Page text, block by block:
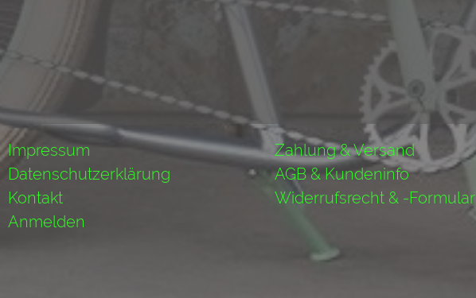
Impressum
Datenschutzerklärung
Kontakt
Anmelden
Zahlung & Versand
AGB & Kundeninfo
Widerrufsrecht & -Formular